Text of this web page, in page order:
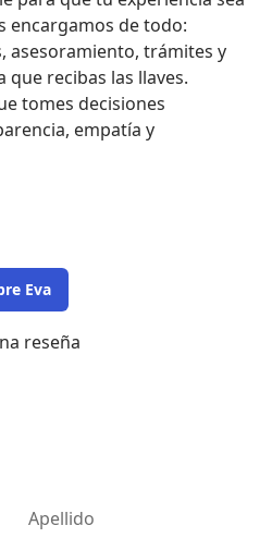
encargamos de todo:
asesoramiento, trámites y
recibas las llaves.
tomes decisiones
empatía y
Eva
reseña